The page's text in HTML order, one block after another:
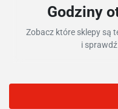
Godziny
Zobacz które sklepy są
i